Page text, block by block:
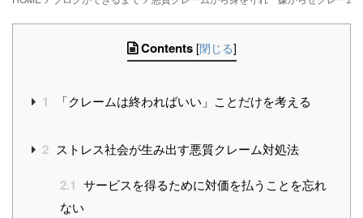
Contents [閉じる]
1 「クレームは終わればいい」ことだけを考える
2 ストレス社会が生み出す悪質クレーム対処法
2.1 サービスを得るために対価を払うことを忘れ
ない